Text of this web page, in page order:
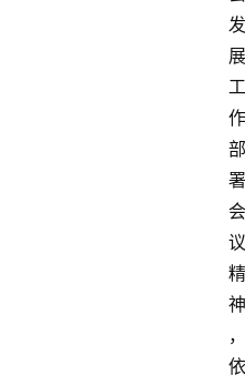
发
展
工
作
部
署
会
议
精
神
，
依